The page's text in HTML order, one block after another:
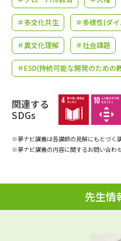
学問の教科書
ユーザ
Ｑ＆Ａ よくあるご質問
資料の料金の
お支払いについて
テレメール
お支払いサイト
＃多文化共生 ＃多様性(ダ
＃異文化理解 ＃社会課題
＃ESD(持続可能な開発のための
関連する
SDGs
※夢ナビ講義は各講師の見解にもとづく
※夢ナビ講義の内容に関するお問い合わ
先生情